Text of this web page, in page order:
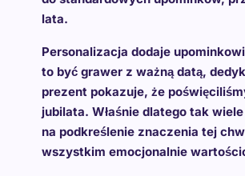
lata.
Personalizacja dodaje
to być grawer z ważną datą,
prezent pokazuje, że
jubilata. Właśnie dlatego tak
na podkreślenie znaczenia tej
wszystkim emocjonalnie